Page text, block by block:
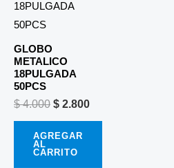
GLOBO
METALICO
18PULGADA
50PCS
$4.000
era:
$ 2.800
AGREGAR
AL
CARRITO